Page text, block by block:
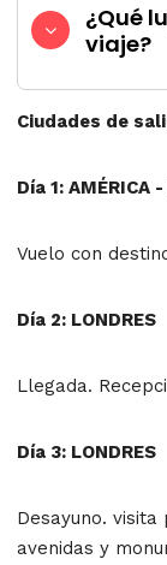
¿Qué
viaje?
Ciudades de
Día 1: AMÉRICA
Vuelo con
Día 2: LONDRES
Llegada.
Día 3: LONDRES
Desayuno.
avenidas y